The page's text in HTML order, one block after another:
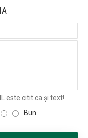
este citit ca şi text!
Bun